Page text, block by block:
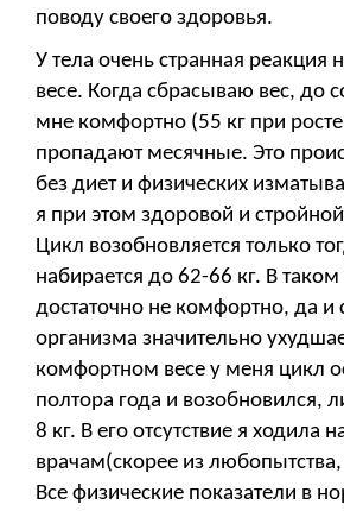
поводу своего здоровья.
У тела очень странная реакция
весе. Когда сбрасываю вес, до
мне комфортно (55 кг при
пропадают месячные. Это
без диет и физических
я при этом здоровой и
Цикл возобновляется только
набирается до 62-66 кг. В таком
достаточно не комфортно, да и
организма значительно
комфортном весе у меня цикл
полтора года и возобновился,
8 кг. В его отсутствие я ходила
врачам(скорее из любопытства,
Все физические показатели в